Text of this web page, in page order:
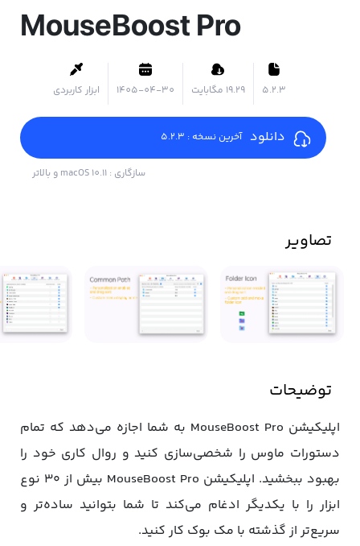
MouseBoost Pro
5.2.3 ۱۹.۲۹ مگابایت 1405-04-30 ابزار کاربردی
دانلود آخرین نسخه : 5.2.3
سازگاری : macOS 10.11 و بالاتر
تصاویر
توضیحات
اپلیکیشن MouseBoost Pro به شما اجازه می‌دهد که تمام
دستورات ماوس را شخصی‌سازی کنید و روال کاری خود را
بهبود ببخشید. اپلیکیشن MouseBoost Pro بیش از ۳۰ نوع
ابزار را با یکدیگر ادغام می‌کند تا شما بتوانید ساده‌تر و
سریع‌تر از گذشته با مک ‌بوک کار کنید.